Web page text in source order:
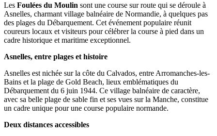
Les Foulées du Moulin sont une course sur route qui se déroule à
Asnelles, charmant village balnéaire de Normandie, à quelques pas
des plages du Débarquement. Cet événement populaire réunit
coureurs locaux et visiteurs pour célébrer la course à pied dans un
cadre historique et maritime exceptionnel.
Asnelles, entre plages et histoire
Asnelles est nichée sur la côte du Calvados, entre Arromanches-les-
Bains et la plage de Gold Beach, lieux emblématiques du
Débarquement du 6 juin 1944. Ce village balnéaire de caractère,
avec sa belle plage de sable fin et ses vues sur la Manche, constitue
un cadre unique pour une course populaire normande.
Deux distances accessibles